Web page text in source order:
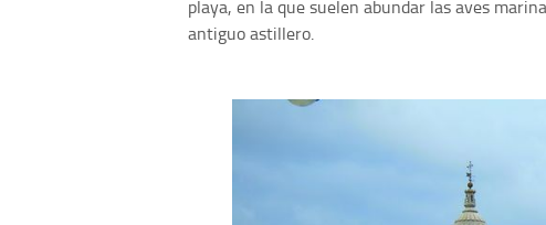
playa, en la que suelen abundar las aves
antiguo astillero.